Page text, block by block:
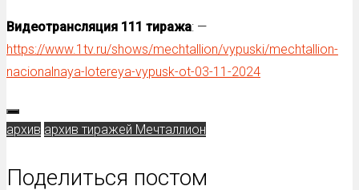
Видеотрансляция 111 тиража: —
https://www.1tv.ru/shows/mechtallion/vypuski/mechtallion-
nacionalnaya-lotereya-vypusk-ot-03-11-2024
архив архив тиражей Мечталлион
Поделиться постом